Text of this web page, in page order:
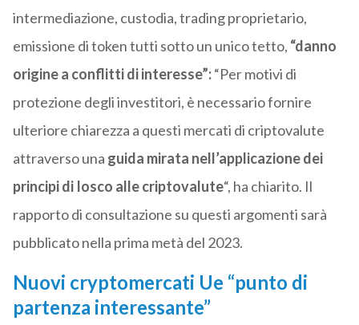
intermediazione, custodia, trading proprietario,
emissione di token tutti sotto un unico tetto, “danno
origine a conflitti di interesse”:“Per motivi di
protezione degli investitori, è necessario fornire
ulteriore chiarezza a questi mercati di criptovalute
attraverso una guida mirata nell’applicazione dei
principi di Iosco alle criptovalute“, ha chiarito. Il
rapporto di consultazione su questi argomenti sarà
pubblicato nella prima metà del 2023.
Nuovi cryptomercati Ue “punto di
partenza interessante”